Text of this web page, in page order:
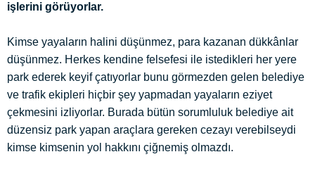
işlerini görüyorlar.
Kimse yayaların halini düşünmez, para kazanan dükkânlar
düşünmez. Herkes kendine felsefesi ile istedikleri her yere
park ederek keyif çatıyorlar bunu görmezden gelen belediye
ve trafik ekipleri hiçbir şey yapmadan yayaların eziyet
çekmesini izliyorlar. Burada bütün sorumluluk belediye ait
düzensiz park yapan araçlara gereken cezayı verebilseydi
kimse kimsenin yol hakkını çiğnemiş olmazdı.